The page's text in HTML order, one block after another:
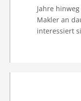
Jahre
Makler an
interessiert